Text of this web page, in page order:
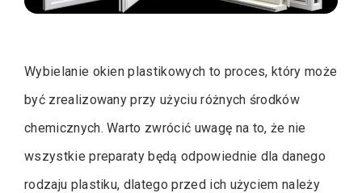
Wybielanie okien plastikowych to proces, który może
być zrealizowany przy użyciu różnych środków
chemicznych. Warto zwrócić uwagę na to, że nie
wszystkie preparaty będą odpowiednie dla danego
rodzaju plastiku, dlatego przed ich użyciem należy